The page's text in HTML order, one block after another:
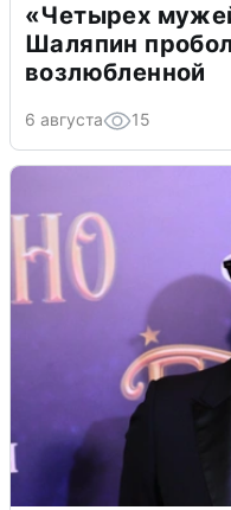
«Четырех
Шаляпин
возлюбленной
6 августа 15